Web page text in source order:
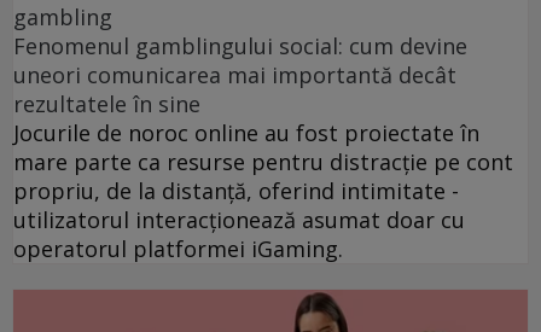
gambling
Fenomenul gamblingului social: cum devine
uneori comunicarea mai importantă decât
rezultatele în sine
Jocurile de noroc online au fost proiectate în
mare parte ca resurse pentru distracție pe cont
propriu, de la distanță, oferind intimitate -
utilizatorul interacționează asumat doar cu
operatorul platformei iGaming.